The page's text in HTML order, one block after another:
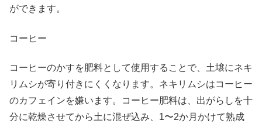
ができます。
コーヒー
コーヒーのかすを肥料として使用することで、土壌にネキ
リムシが寄り付きにくくなります。ネキリムシはコーヒー
のカフェインを嫌います。コーヒー肥料は、出がらしを十
分に乾燥させてから土に混ぜ込み、1〜2か月かけて熟成